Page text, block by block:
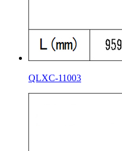
QLXC-11003